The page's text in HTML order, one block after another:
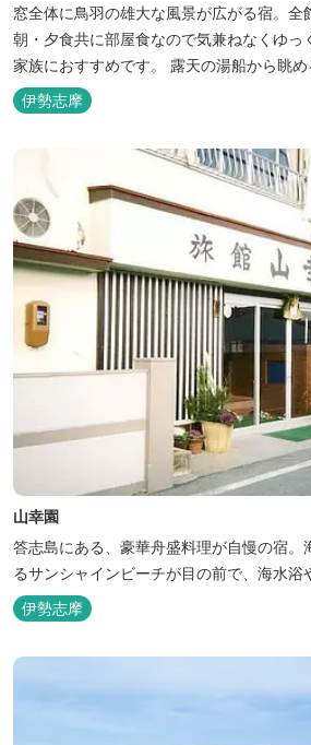
窓全体に鳥羽の雄大な風景が広がる宿。全
朝・夕食共に部屋食なので気兼ねなくゆっ
家族におすすめです。 露天の湯船から眺
まる朝の海は一見の価値有。夕食は旬の素
物「五右衛門蒸し」、鯛や伊勢海老の舟盛
伊勢志摩
山幸園
答志島にある、豪華舟盛料理が自慢の宿。
るサンシャインビーチが目の前で、海水浴
伊勢志摩